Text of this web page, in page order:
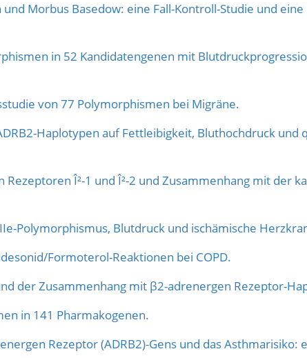
Morbus Basedow: eine Fall-Kontroll-Studie und
in 52 Kandidatengenen mit
von 77 Polymorphismen bei Migräne.
Haplotypen auf Fettleibigkeit, Bluthochdruck
Î²-1 und Î²-2 und Zusammenhang mit der
Polymorphismus, Blutdruck und ischämische
Formoterol-Reaktionen bei COPD.
der Zusammenhang mit β2-adrenergen Rezeptor-
in 141 Pharmakogenen.
Rezeptor (ADRB2)-Gens und das Asthmarisiko: